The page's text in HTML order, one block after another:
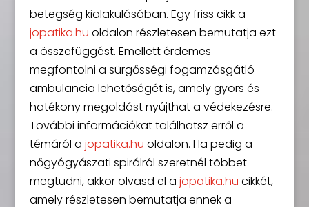
betegség kialakulásában. Egy friss cikk a
jopatika.hu oldalon részletesen bemutatja ezt
a összefüggést. Emellett érdemes
megfontolni a sürgősségi fogamzásgátló
ambulancia lehetőségét is, amely gyors és
hatékony megoldást nyújthat a védekezésre.
További információkat találhatsz erről a
témáról a jopatika.hu oldalon. Ha pedig a
nőgyógyászati spirálról szeretnél többet
megtudni, akkor olvasd el a jopatika.hu cikkét,
amely részletesen bemutatja ennek a